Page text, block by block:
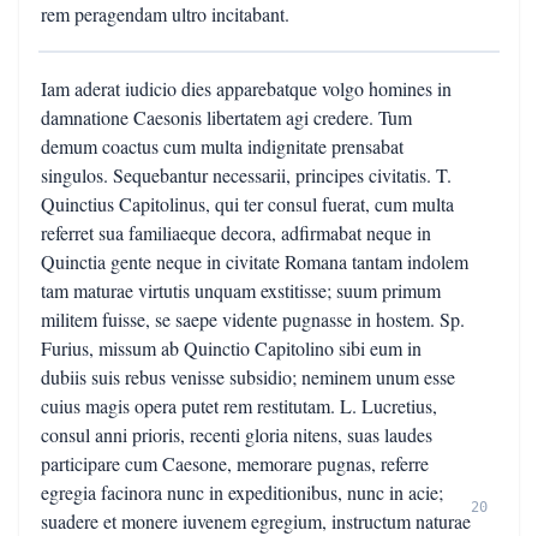
rem peragendam ultro incitabant.
Iam aderat iudicio dies apparebatque volgo homines in
damnatione Caesonis libertatem agi credere. Tum
demum coactus cum multa indignitate prensabat
singulos. Sequebantur necessarii, principes civitatis. T.
Quinctius Capitolinus, qui ter consul fuerat, cum multa
referret sua familiaeque decora, adfirmabat neque in
Quinctia gente neque in civitate Romana tantam indolem
tam maturae virtutis unquam exstitisse; suum primum
militem fuisse, se saepe vidente pugnasse in hostem. Sp.
Furius, missum ab Quinctio Capitolino sibi eum in
dubiis suis rebus venisse subsidio; neminem unum esse
cuius magis opera putet rem restitutam. L. Lucretius,
consul anni prioris, recenti gloria nitens, suas laudes
participare cum Caesone, memorare pugnas, referre
egregia facinora nunc in expeditionibus, nunc in acie;
suadere et monere iuvenem egregium, instructum naturae
20